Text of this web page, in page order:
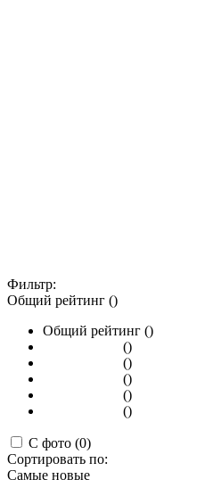
Фильтр:
Общий рейтинг ()
Общий рейтинг ()
()
()
()
()
()
С фото (0)
Сортировать по:
Самые новые